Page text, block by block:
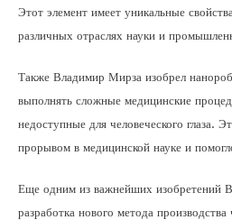
Этот элемент имеет уникальные
различных отраслях науки и
Также Владимир Мирза изобрел
выполнять сложные медицинские
недоступные для человеческого глаза.
прорывом в медицинской науке и
Еще одним из важнейших изобретений
разработка нового метода